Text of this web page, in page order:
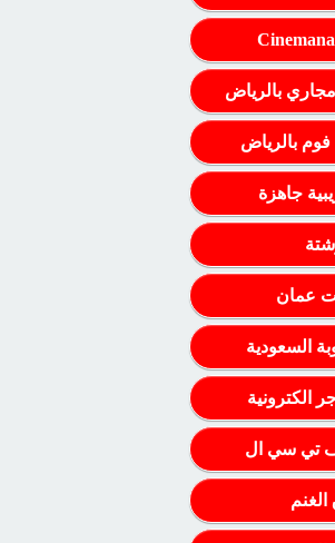
بالرياض
بالرياض
جاهزة
عمان
السعودية
الكترونية
تي سي ال